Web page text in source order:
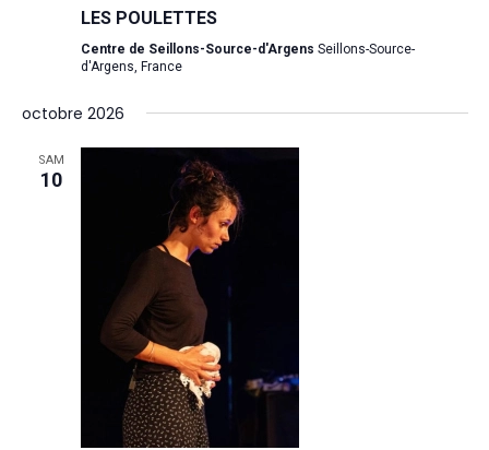
LES POULETTES
Centre de Seillons-Source-d'Argens Seillons-Source-
d'Argens, France
octobre 2026
SAM
10